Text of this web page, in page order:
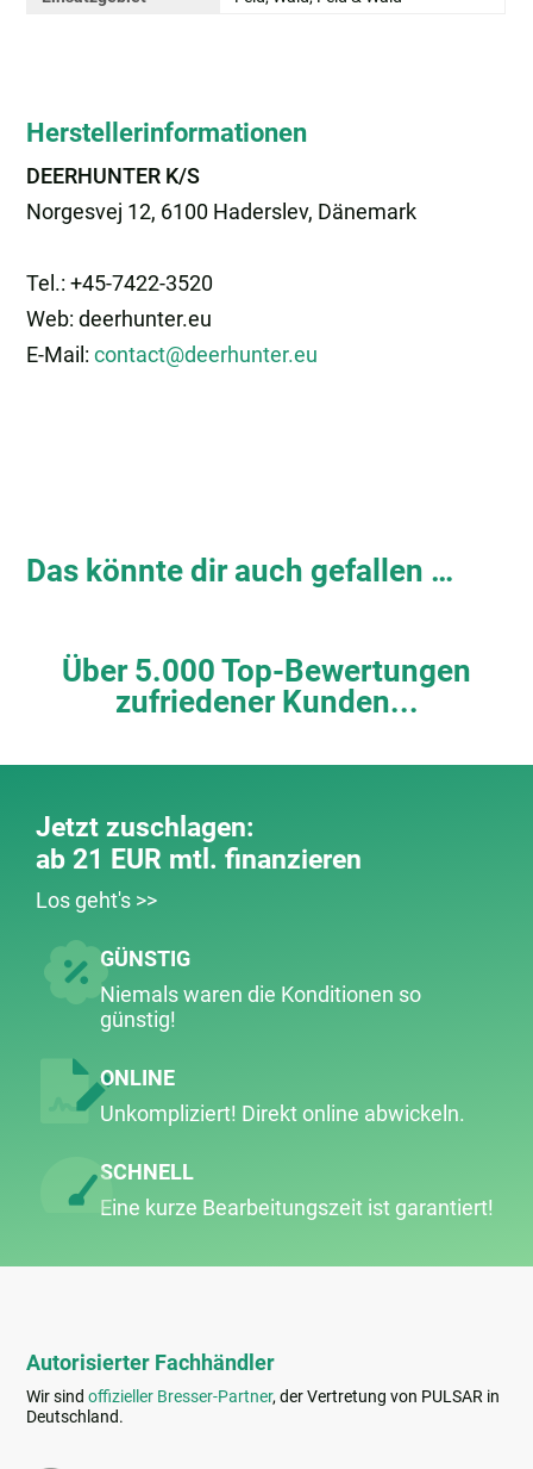
Herstellerinformationen
DEERHUNTER K/S
Norgesvej 12, 6100 Haderslev, Dänemark
Tel.: +45-7422-3520
Web: deerhunter.eu
E-Mail:contact@deerhunter.eu
Das könnte dir auch gefallen …
Über 5.000 Top-Bewertungen
zufriedener Kunden...
Jetzt zuschlagen:
ab 21 EUR mtl. finanzieren
Los geht's >>
GÜNSTIG
Niemals waren die Konditionen so
günstig!
ONLINE
Unkompliziert! Direkt online abwickeln.
SCHNELL
Eine kurze Bearbeitungs­zeit ist garantiert!
Autorisierter Fachhändler
Wir sindoffizieller Bresser-Partner, der Vertretung von PULSAR in
Deutschland.